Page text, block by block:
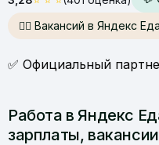
🙋‍♂️ Вакансий в Яндекс
✅ Официальный
Работа в Яндекс
зарплаты,